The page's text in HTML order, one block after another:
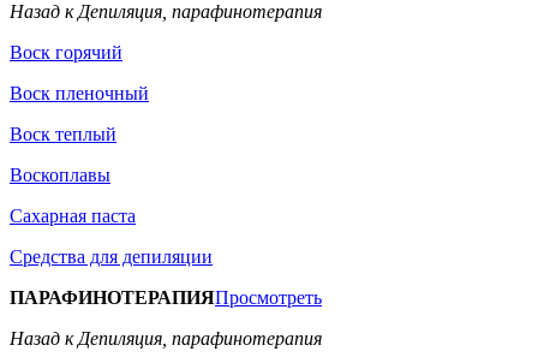
Назад к Депиляция, парафинотерапия
Воск горячий
Воск пленочный
Воск теплый
Воскоплавы
Сахарная паста
Средства для депиляции
ПАРАФИНОТЕРАПИЯПросмотреть
Назад к Депиляция, парафинотерапия